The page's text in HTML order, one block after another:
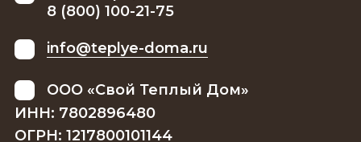
8 (800) 100-21-75
info@teplye-doma.ru
ООО «Свой Теплый Дом»
ИНН: 7802896480
ОГРН: 1217800101144